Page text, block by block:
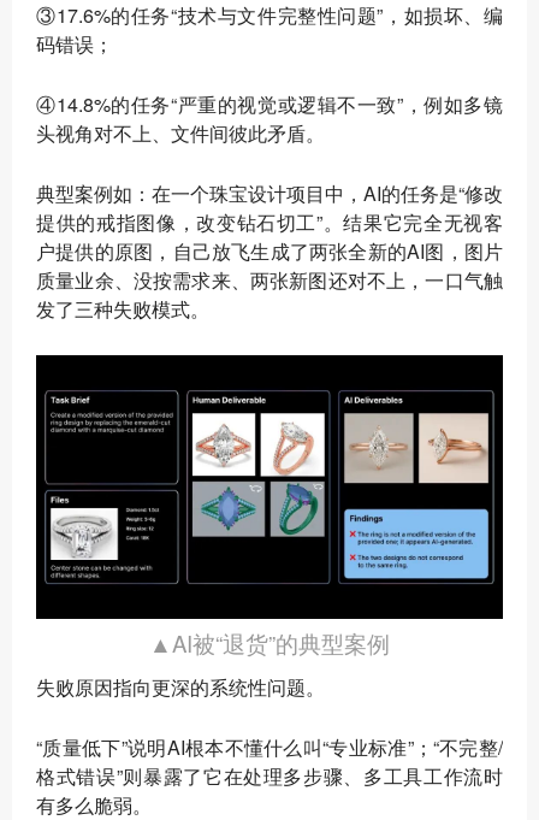
③17.6%的任务“技术与文件完整性问题”，如损坏、编
码错误；
④14.8%的任务“严重的视觉或逻辑不一致”，例如多镜
头视角对不上、文件间彼此矛盾。
典型案例如：在一个珠宝设计项目中，AI的任务是“修改
提供的戒指图像，改变钻石切工”。结果它完全无视客
户提供的原图，自己放飞生成了两张全新的AI图，图片
质量业余、没按需求来、两张新图还对不上，一口气触
发了三种失败模式。
▲AI被“退货”的典型案例
失败原因指向更深的系统性问题。
“质量低下”说明AI根本不懂什么叫“专业标准”；“不完整/
格式错误”则暴露了它在处理多步骤、多工具工作流时
有多么脆弱。